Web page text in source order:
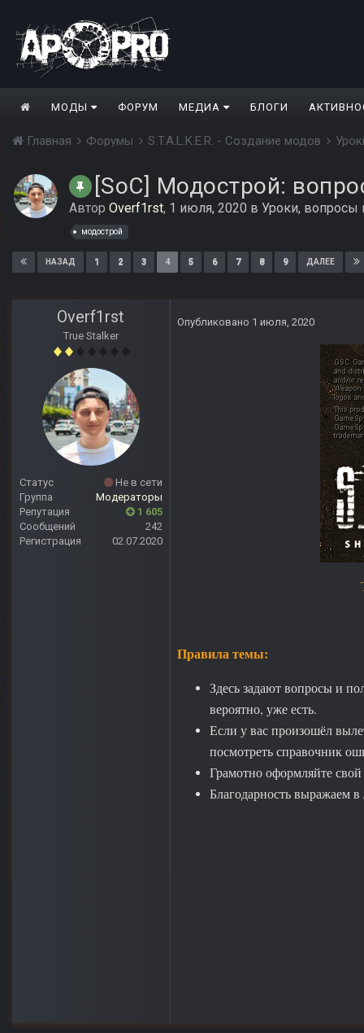
МОДЫ ФОРУМ МЕДИА БЛОГИ
Главная Форумы S.T.A.L.K.E.R. - Создание модов
[SoC] Модострой:
Автор Overf1rst, 1 июля, 2020 в Уроки, вопросы
модострой
НАЗАД 1 2 3 4 5 6 7 8 9 ДАЛЕЕ
Overf1rst
True Stalker
Статус
Не в сети
Группа
Модераторы
Репутация
1 605
Сообщений
242
Регистрация
02.07.2020
Опубликовано 1 июля, 2020
Правила темы:
Здесь задают вопросы и
вероятно, уже есть.
Если у вас произошёл
посмотреть справочник
Грамотно оформляйте свой
Благодарность выражаем